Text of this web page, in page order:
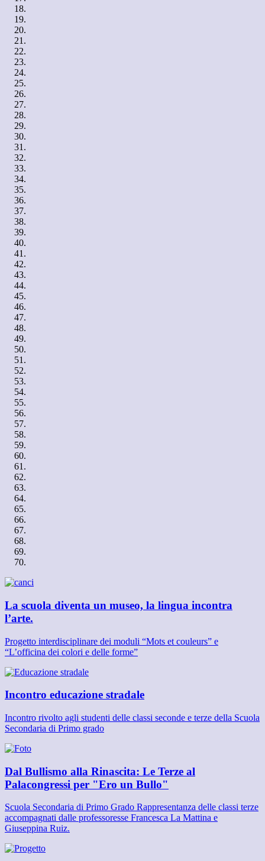
La scuola diventa un museo, la lingua incontra
l’arte.
Progetto interdisciplinare dei moduli “Mots et couleurs” e
“L’officina dei colori e delle forme”
Incontro educazione stradale
Incontro rivolto agli studenti delle classi seconde e terze della Scuola
Secondaria di Primo grado
Dal Bullismo alla Rinascita: Le Terze al
Palacongressi per "Ero un Bullo"
Scuola Secondaria di Primo Grado Rappresentanza delle classi terze
accompagnati dalle professoresse Francesca La Mattina e
Giuseppina Ruiz.